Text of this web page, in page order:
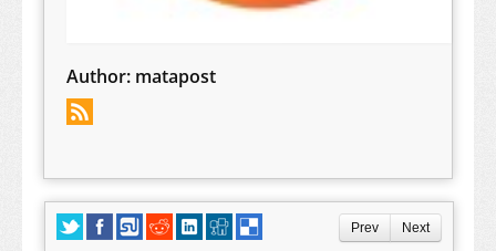
Author: matapost
Prev Next